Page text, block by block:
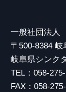
一般社団法人
〒500-8384
岐阜県シンク
TEL：058-
FAX：058-